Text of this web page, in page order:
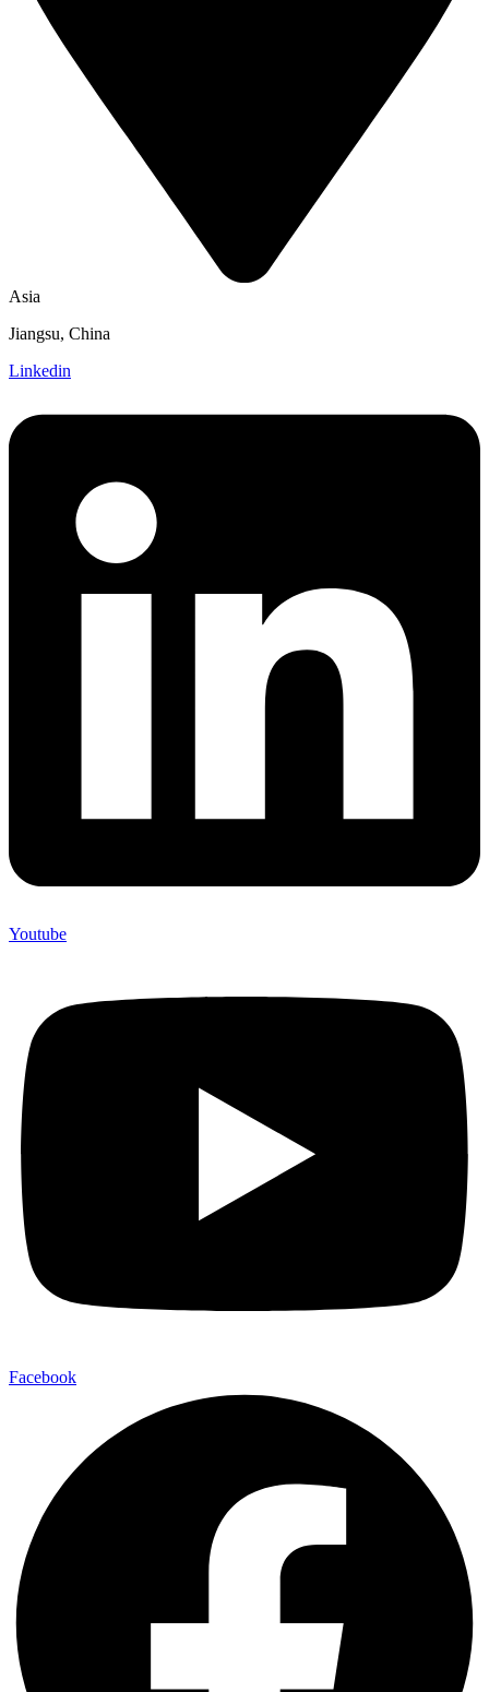
Asia
Jiangsu, China
Linkedin
Youtube
Facebook